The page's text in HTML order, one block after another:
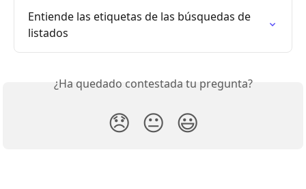
Entiende las etiquetas de las búsquedas de
listados
¿Ha quedado contestada tu pregunta?
😞 😐 😃